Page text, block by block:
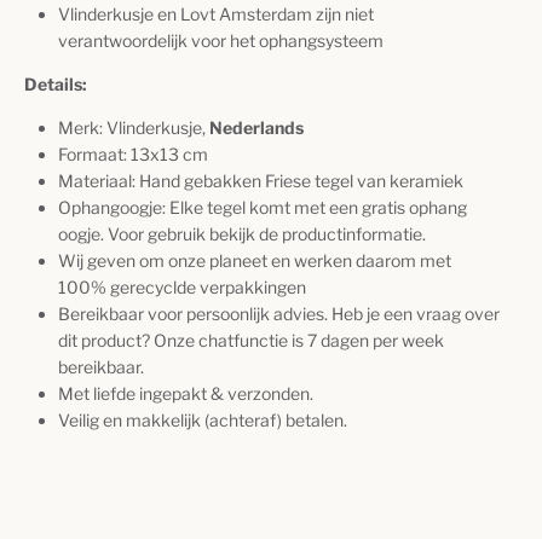
Vlinderkusje en Lovt Amsterdam zijn niet
verantwoordelijk voor het ophangsysteem
Details:
Merk: Vlinderkusje, Nederlands
Formaat: 13x13 cm
Materiaal: Hand gebakken Friese tegel van keramiek
Ophangoogje: Elke tegel komt met een gratis ophang
oogje. Voor gebruik bekijk de productinformatie.
Wij geven om onze planeet en werken daarom met
100% gerecyclde verpakkingen
Bereikbaar voor persoonlijk advies. Heb je een vraag over
dit product? Onze chatfunctie is 7 dagen per week
bereikbaar.
Met liefde ingepakt & verzonden.
Veilig en makkelijk (achteraf) betalen.